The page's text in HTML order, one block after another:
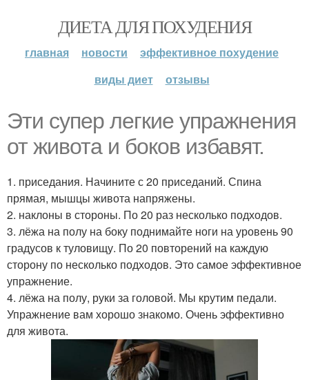
ДИЕТА ДЛЯ ПОХУДЕНИЯ
главная новости
эффективное похудение
виды диет
отзывы
Эти супер легкие упражнения
от живота и боков избавят.
1. приседания. Начините с 20 приседаний. Спина
прямая, мышцы живота напряжены.
2. наклоны в стороны. По 20 раз несколько подходов.
3. лёжа на полу на боку поднимайте ноги на уровень 90
градусов к туловищу. По 20 повторений на каждую
сторону по несколько подходов. Это самое эффективное
упражнение.
4. лёжа на полу, руки за головой. Мы крутим педали.
Упражнение вам хорошо знакомо. Очень эффективно
для живота.